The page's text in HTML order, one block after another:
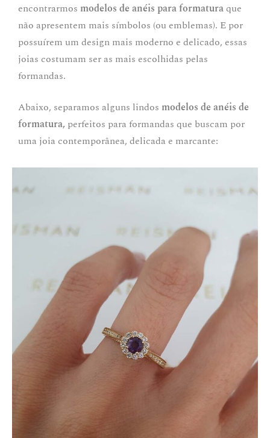
encontrarmos modelos de anéis para formaturaque
não apresentem mais símbolos (ou emblemas). E por
possuírem um design mais moderno e delicado, essas
joias costumam ser as mais escolhidas pelas
formandas.
Abaixo, separamos alguns lindos modelos de anéis de
formatura, perfeitos para formandas que buscam por
uma joia contemporânea, delicada e marcante: